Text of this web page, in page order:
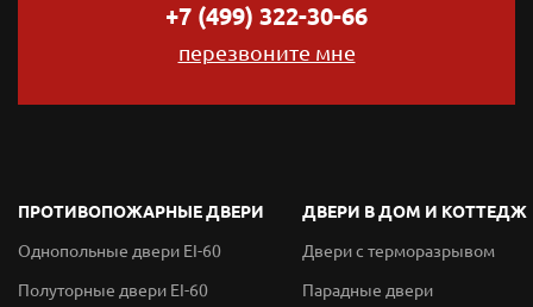
+7 (499) 322-30-66
перезвоните мне
ПРОТИВОПОЖАРНЫЕ ДВЕРИ
Однопольные двери EI-60
Полуторные двери EI-60
ДВЕРИ В ДОМ И КОТТЕДЖ
Двери с терморазрывом
Парадные двери